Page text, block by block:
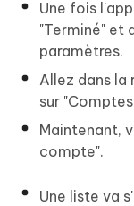
Une fois
"Terminé" et
paramètres.
Allez dans
sur
Maintenant,
compte".
Une liste va